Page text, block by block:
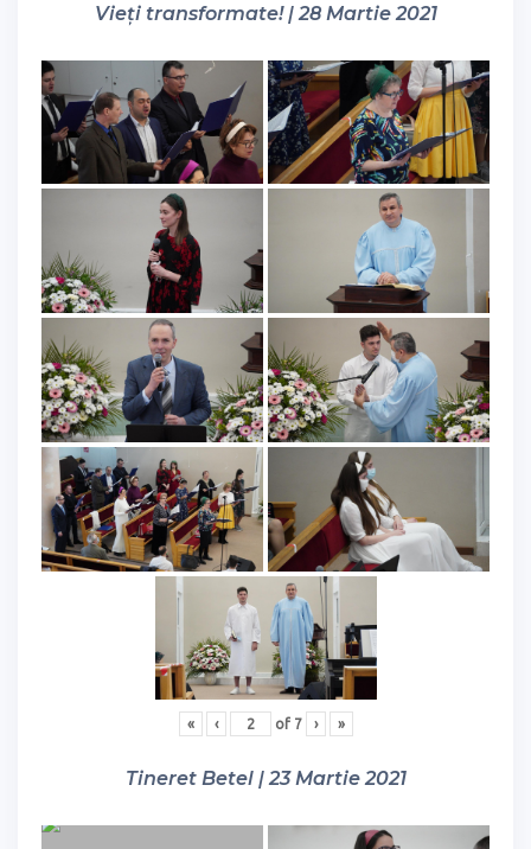
Vieți transformate! | 28 Martie 2021
« ‹ of 7 › »
Tineret Betel | 23 Martie 2021